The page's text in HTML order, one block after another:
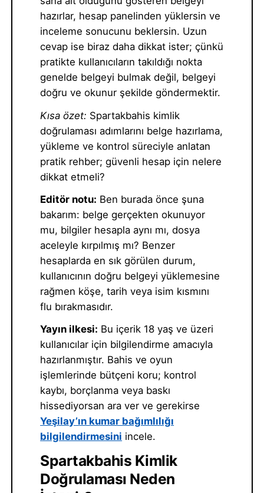
hazırlar, hesap panelinden yüklersin ve
inceleme sonucunu beklersin. Uzun
cevap ise biraz daha dikkat ister; çünkü
pratikte kullanıcıların takıldığı nokta
genelde belgeyi bulmak değil, belgeyi
doğru ve okunur şekilde göndermektir.
Kısa özet: Spartakbahis kimlik
doğrulaması adımlarını belge hazırlama,
yükleme ve kontrol süreciyle anlatan
pratik rehber; güvenli hesap için nelere
dikkat etmeli?
Editör notu: Ben burada önce şuna
bakarım: belge gerçekten okunuyor
mu, bilgiler hesapla aynı mı, dosya
aceleyle kırpılmış mı? Benzer
hesaplarda en sık görülen durum,
kullanıcının doğru belgeyi yüklemesine
rağmen köşe, tarih veya isim kısmını
flu bırakmasıdır.
Yayın ilkesi: Bu içerik 18 yaş ve üzeri
kullanıcılar için bilgilendirme amacıyla
hazırlanmıştır. Bahis ve oyun
işlemlerinde bütçeni koru; kontrol
kaybı, borçlanma veya baskı
hissediyorsan ara ver ve gerekirse
Yeşilay’ın kumar bağımlılığı
bilgilendirmesini incele.
Spartakbahis Kimlik
Doğrulaması Neden